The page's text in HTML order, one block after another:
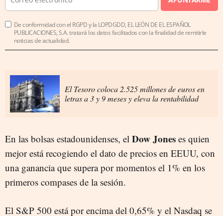
De conformidad con el RGPD y la LOPDGDD, EL LEÓN DE EL ESPAÑOL
PUBLICACIONES, S.A. tratará los datos facilitados con la finalidad de remitirle
noticias de actualidad.
El Tesoro coloca 2.525 millones de euros en
letras a 3 y 9 meses y eleva la rentabilidad
En las bolsas estadounidenses, el Dow Jones es quien
mejor está recogiendo el dato de precios en EEUU, con
una ganancia que supera por momentos el 1% en los
primeros compases de la sesión.
El S&P 500 está por encima del 0,65% y el Nasdaq se